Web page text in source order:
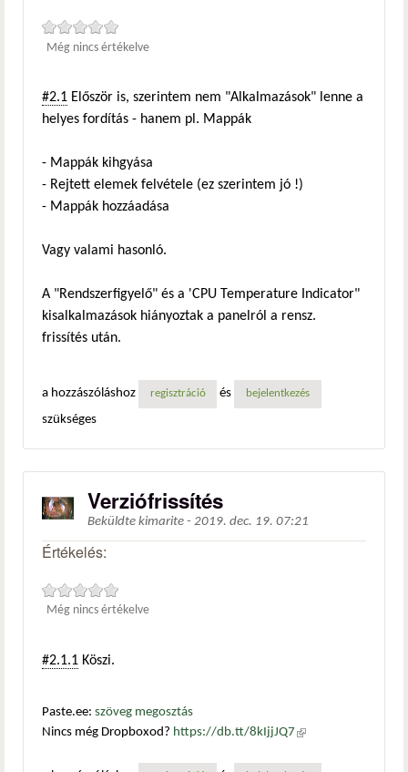
Még nincs értékelve
#2.1 Először is, szerintem nem "Alkalmazások" lenne a
helyes fordítás - hanem pl. Mappák
- Mappák kihgyása
- Rejtett elemek felvétele (ez szerintem jó !)
- Mappák hozzáadása
Vagy valami hasonló.
A "Rendszerfigyelő" és a 'CPU Temperature Indicator"
kisalkalmazások hiányoztak a panelról a rensz.
frissítés után.
a hozzászóláshoz regisztráció és bejelentkezés
szükséges
Verziófrissítés
Beküldte kimarite - 2019. dec. 19. 07:21
Értékelés:
Még nincs értékelve
#2.1.1 Köszi.
Paste.ee: szöveg megosztás
Nincs még Dropboxod? https://db.tt/8kIjjJQ7 (külső